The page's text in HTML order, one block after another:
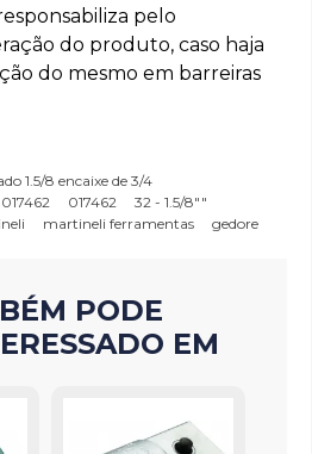
pelo
do produto, caso haja
do mesmo em barreiras
1.5/8 encaixe de 3/4
017462
32 - 1.5/8""
martineli ferramentas gedore
PODE
EM